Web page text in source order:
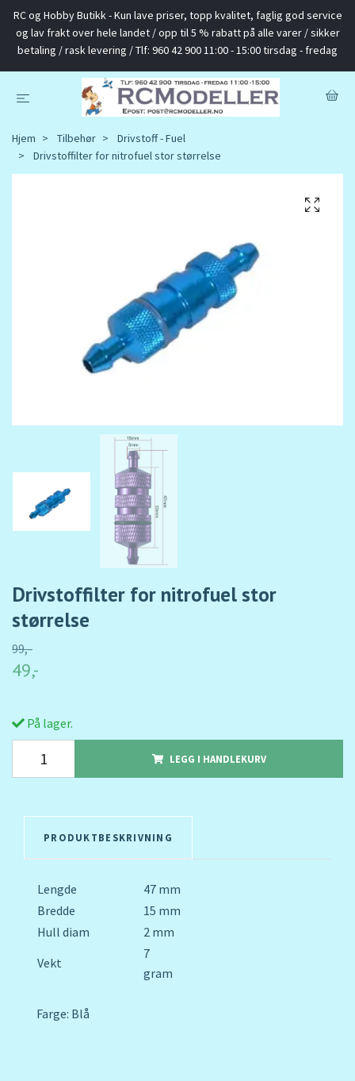
RC og Hobby Butikk - Kun lave priser, topp kvalitet, faglig god service
og lav frakt over hele landet / opp til 5 % rabatt på alle varer / sikker
betaling / rask levering / Tlf: 960 42 900 11:00 - 15:00 tirsdag - fredag
Hjem Tilbehør
Drivstoff - Fuel
Drivstoffilter for nitrofuel stor størrelse
Drivstoffilter for nitrofuel stor
størrelse
99,-
49,-
På lager.
LEGG I HANDLEKURV
PRODUKTBESKRIVNING
Lengde
47 mm
Bredde
15 mm
Hull diam
2 mm
Vekt
7
gram
Farge: Blå